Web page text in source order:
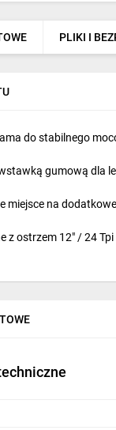
PLIKI I
do stabilnego
gumową dla
miejsce na
z ostrzem 12″ / 24 Tpi